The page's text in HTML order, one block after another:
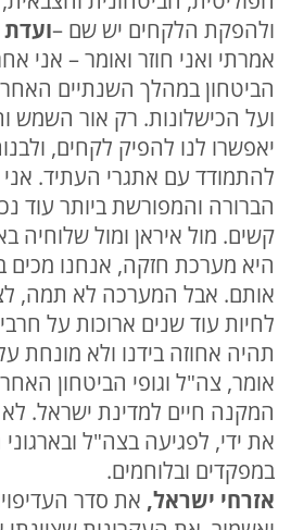
ולהפקת הלקחים יש שם –
אמרתי ואני חוזר ואומר – אני
הביטחון במהלך השנתיים
ועל הכישלונות. רק אור השמש
יאפשרו לנו להפיק לקחים,
להתמודד עם אתגרי העתיד. אני
הברורה והמפורשת ביותר עוד
קשים. מול איראן ומול שלוחיה
היא מערכת חזקה, אנחנו מכים
אותם. אבל המערכה לא תמה,
לחיות עוד שנים ארוכות על
תהיה אחוזה בידנו ולא מונחת
אומר, צה"ל וגופי הביטחון
המקנה חיים למדינת ישראל.
את ידי, לפגיעה בצה"ל
במפקדים ובלוחמים.
אזרחי ישראל, את סדר